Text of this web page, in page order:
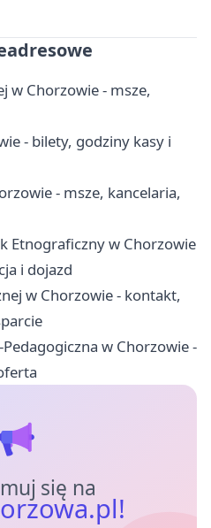
w Chorzowie - msze,
- bilety, godziny kasy i
- msze, kancelaria,
Etnograficzny w Chorzowie
i dojazd
w Chorzowie - kontakt,
w Chorzowie -
się na